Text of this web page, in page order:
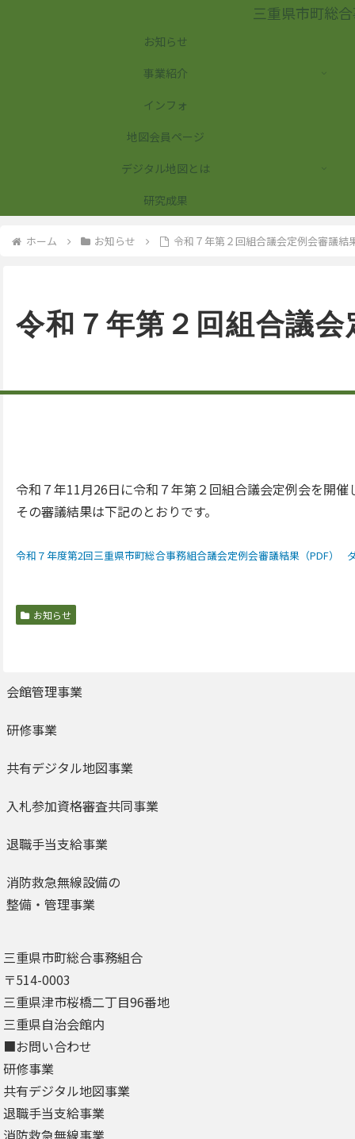
三重県市町総
お知らせ
事業紹介
インフォ
地図会員ページ
デジタル地図とは
研究成果
ホーム お知らせ 令和７年第２回組合議会定例会審議結
令和７年第２回組合議
令和７年11月26日に令和７年第２回組合議会定例会を開催
その審議結果は下記のとおりです。
令和７年度第2回三重県市町総合事務組合議会定例会審議結果（PDF）
お知らせ
会館管理事業
研修事業
共有デジタル地図事業
入札参加資格審査共同事業
退職手当支給事業
消防救急無線設備の
整備・管理事業
三重県市町総合事務組合
〒514-0003
三重県津市桜橋二丁目96番地
三重県自治会館内
■お問い合わせ
研修事業
共有デジタル地図事業
退職手当支給事業
消防救急無線事業